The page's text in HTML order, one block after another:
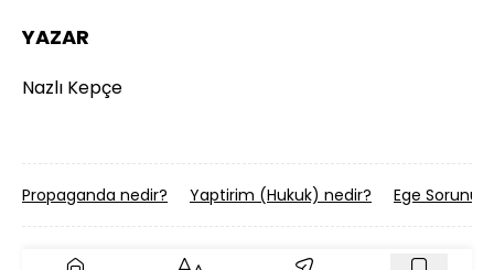
YAZAR
Nazlı Kepçe
Propaganda nedir? Yaptirim (Hukuk) nedir? Ege Sorunu